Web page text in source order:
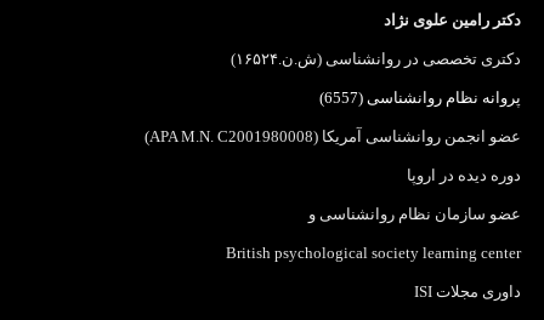
دکتر رامین علوی نژاد
دکتری تخصصی در روانشناسی (ش.ن.۱۶۵۲۴)
پروانه نظام روانشناسی (6557)
عضو انجمن روانشناسی آمریکا (APA M.N. C2001980008)
دوره دیده در اروپا
عضو سازمان نظام روانشناسیو
British psychological society learning center
داوری مجلات ISI